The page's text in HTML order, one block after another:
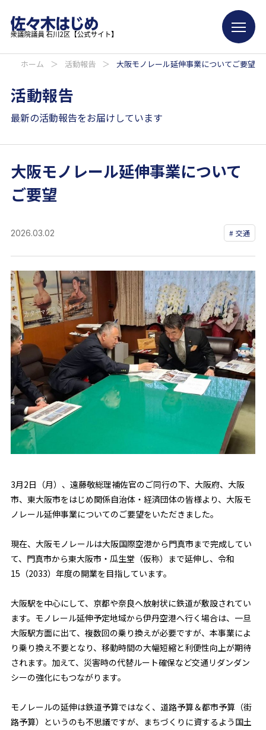
ホーム ＞ 活動報告 ＞ 大阪モノレール延伸事業についてご要望
活動報告
最新の活動報告をお届けしています
大阪モノレール延伸事業について
ご要望
2026.03.02 交通
3月2日（月）、遠藤敬総理補佐官のご同行の下、大阪府、大阪
市、東大阪市をはじめ関係自治体・経済団体の皆様より、大阪モ
ノレール延伸事業についてのご要望をいただきました。
現在、大阪モノレールは大阪国際空港から門真市まで完成してい
て、門真市から東大阪市・瓜生堂（仮称）まで延伸し、令和
15（2033）年度の開業を目指しています。
大阪駅を中心にして、京都や奈良へ放射状に鉄道が敷設されてい
ます。モノレール延伸予定地域から伊丹空港へ行く場合は、一旦
大阪駅方面に出て、複数回の乗り換えが必要ですが、本事業によ
り乗り換え不要となり、移動時間の大幅短縮と利便性向上が期待
されます。加えて、災害時の代替ルート確保など交通リダンダン
シーの強化にもつながります。
モノレールの延伸は鉄道予算ではなく、道路予算＆都市予算（街
路予算）というのも不思議ですが、まちづくりに資するよう国土